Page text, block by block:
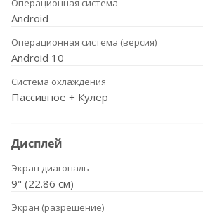
Операционная система
Android
Операционная система (версия)
Android 10
Система охлаждения
Пассивное + Кулер
Дисплей
Экран диагональ
9" (22.86 см)
Экран (разрешение)